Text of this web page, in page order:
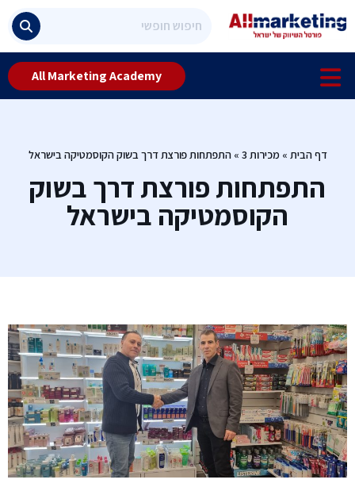
All Marketing Academy
דף הבית » מכירות 3 »התפתחות פורצת דרך בשוק הקוסמטיקה בישראל
התפתחות פורצת דרך בשוק
הקוסמטיקה בישראל